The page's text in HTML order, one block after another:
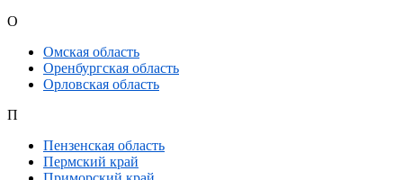
О
Омская область
Оренбургская область
Орловская область
П
Пензенская область
Пермский край